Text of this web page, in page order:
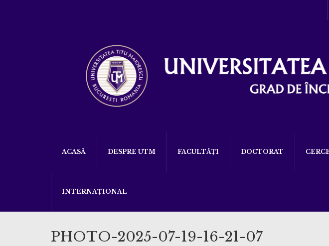
ACASĂ DESPRE UTM FACULTĂȚI DOCTORAT
INTERNAȚIONAL
PHOTO-2025-07-19-16-21-07